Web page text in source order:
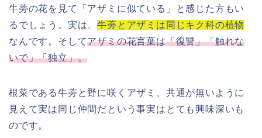
牛蒡の花を見て「アザミに似ている」と感じた方もい
るでしょう。実は、牛蒡とアザミは同じキク科の植物
なんです。そしてアザミの花言葉は「復讐」「触れな
いで」「独立」。
根菜である牛蒡と野に咲くアザミ、共通が無いように
見えて実は同じ仲間だという事実はとても興味深いも
のです。